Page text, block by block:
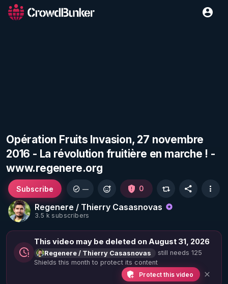
Opération Fruits Invasion, 27 novembre
2016 - La révolution fruitière en marche ! -
www.regenere.org
Regenere / Thierry Casasnovas
3.5 k subscribers
Subscribe — 0
This video may be deleted on August 31, 2026
Regenere / Thierry Casasnovas
still needs 125
Shields this month to protect its content
Protect this video